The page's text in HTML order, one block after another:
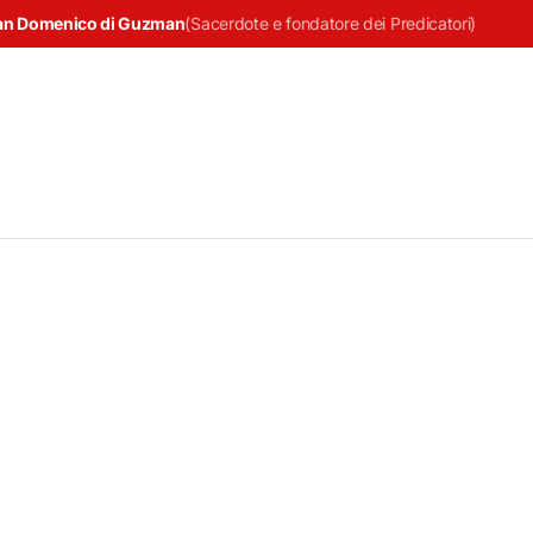
Domenico di Guzman(Sacerdote e fondatore dei Predicatori)